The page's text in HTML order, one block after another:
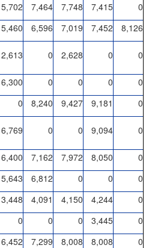
5,702 7,464 7,748 7,415 0
5,460 6,596 7,019 7,452 8,126
2,613 0 2,628 0 0
6,300 0 0 0 0
0 8,240 9,427 9,181 0
6,769 0 0 9,094 0
6,400 7,162 7,972 8,050 0
5,643 6,812 0 0 0
3,448 4,091 4,150 4,244 0
0 0 0 3,445 0
6,452 7,299 8,008 8,008 0